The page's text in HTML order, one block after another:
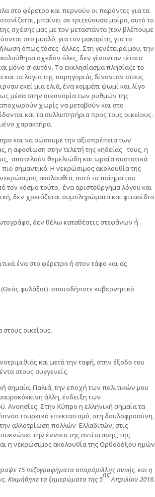
στο φέρετρο και περνούν οι παρόντες για τα
μπαίνει σε τριτεύουσα μοίρα, αυτό το
σχέσης μας με τον μεταστάντα (τον βλέπουμε
στο μυαλό, για τον μακαρίτη, για το
όπως τόσες άλλες. Στη γενέτειρά μου, την
σχεδόν όλες, δεν γίνονταν τέτοια
μόνο σ’ αυτόν. Το εκκλησίασμα πλησίαζε το
τα λόγια της παρηγοριάς δίνονταν στους
εκεί μια ελιά, ένα κομμάτι ψωμί και λίγο
μέσα στην οικονομία των ρυθμών της
χωρίς να μεταβούν και στο
και τα συλλυπητήρια προς τους οικείους.
χαρακτήρα.
και να σώσουμε την αξιοπρέπεια των
η αφοσίωση στην τελετή της κηδείας τους, η
αποτελούν θεμελιώδη και ωραία συστατικά
σημαντικό: Η νεκρώσιμος ακολουθία της
ακολουθία, αυτό το ποίημα του
τον κόσμο τούτο, ένα αριστούργημα λόγου και
δεν χρειάζεται συμπληρώματα και φτιασίδια
δεν θέλω καταθέσεις στεφάνων ή
ένα στο φέρετρο ή στον τάφο και ας
φυλάξοι) οποιοδήποτε κυβερνητικό
οικείους.
και μετά την ταφή, στην έξοδο του
στους συγγενείς.
σημαία. Παλιά, την εποχή των πολιτικών μου
άλλη, ένδειξη των
Ανοησίες. Στην Κύπρο η ελληνική σημαία τα
τουρκικό επεκτατισμό, στη δουλοφροσύνη,
αλλοτρίωση πολλών Ελλαδιτών, στις
την έννοια της αντίστασης, της
η νεκρώσιμος ακολουθία της Ορθοδόξου ημών
15 πεζογραφήματα απαράμιλλης πνοής, και η
Κοιμήθηκε τα ξημερώματα της 5
ης
Απριλίου 2016.